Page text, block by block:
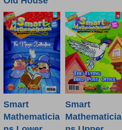
Smart
Mathematicia
Smart
Mathematicia